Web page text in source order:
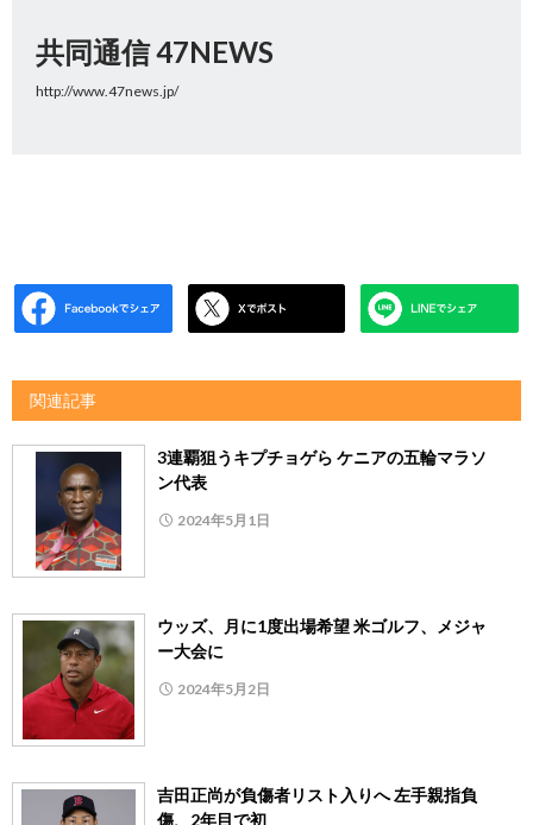
共同通信 47NEWS
http://www.47news.jp/
関連記事
3連覇狙うキプチョゲら ケニアの五輪マラソ
ン代表
2024年5月1日
ウッズ、月に1度出場希望 米ゴルフ、メジャ
ー大会に
2024年5月2日
吉田正尚が負傷者リスト入りへ 左手親指負
傷、2年目で初